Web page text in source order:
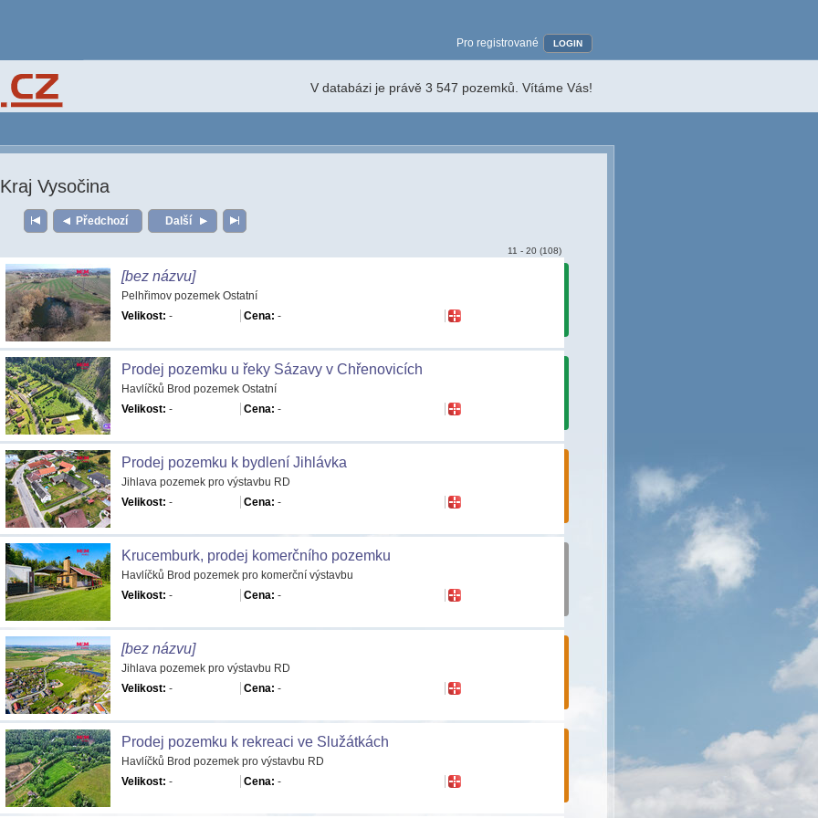
Pro registrované LOGIN
V databázi je právě 3 547 pozemků. Vítáme Vás!
Kraj Vysočina
Předchozí Další
11 - 20 (108)
[bez názvu]
Pelhřimov pozemek Ostatní
Velikost: - Cena: -
Prodej pozemku u řeky Sázavy v Chřenovicích
Havlíčků Brod pozemek Ostatní
Velikost: - Cena: -
Prodej pozemku k bydlení Jihlávka
Jihlava pozemek pro výstavbu RD
Velikost: - Cena: -
Krucemburk, prodej komerčního pozemku
Havlíčků Brod pozemek pro komerční výstavbu
Velikost: - Cena: -
[bez názvu]
Jihlava pozemek pro výstavbu RD
Velikost: - Cena: -
Prodej pozemku k rekreaci ve Služátkách
Havlíčků Brod pozemek pro výstavbu RD
Velikost: - Cena: -